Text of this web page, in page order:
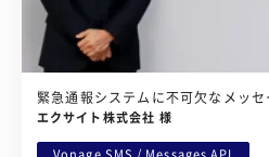
緊急通報システムに不可欠なメッ
エクサイト株式会社 様